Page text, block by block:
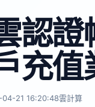
認證
充值
21 16:20:48雲計算